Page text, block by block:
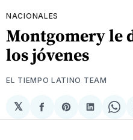
NACIONALES
Montgomery le
los jóvenes
EL TIEMPO LATINO TEAM
𝕏
Compartir
en
Share
on
en
on